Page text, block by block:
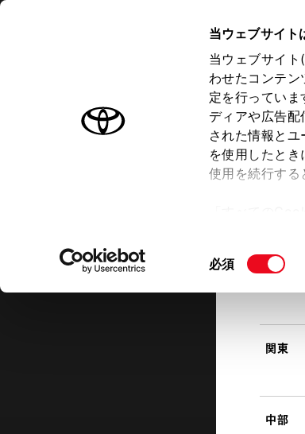
当ウェブサイト
当ウェブサイト(
わせたコンテン
定を行ってい
ディアや広告
された情報と
を使用したと
使用を続行する
て」をご覧くだ
同
必須
オーナーサポート トピックス
北海道
東北
関東
中部
トヨタ認定中古車
トヨタ認定中古車の魅力